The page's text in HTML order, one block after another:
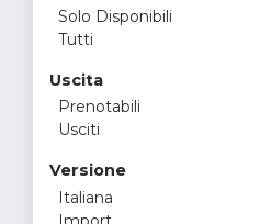
Solo Disponibili
Tutti
Uscita
Prenotabili
Usciti
Versione
Italiana